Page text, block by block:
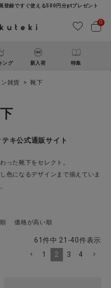
録ですぐ使える500円分ptプレゼント
0
ング 新入荷 特集
雑貨 靴下
キ公式通販サイト
った靴下をセレクト。
色になるデザインまで揃えていま
価格が高い順
61件中 21 -40件表示
1
2 3 4